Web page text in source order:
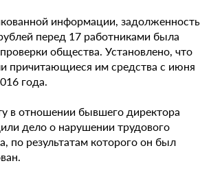
информации, задолженность
перед 17 работниками была
общества. Установлено, что
причитающиеся им средства с июня
года.
в отношении бывшего директора
дело о нарушении трудового
по результатам которого он был